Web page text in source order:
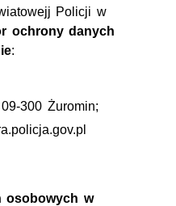
Policji w
ochrony danych
:
300 Żuromin;
osobowych w